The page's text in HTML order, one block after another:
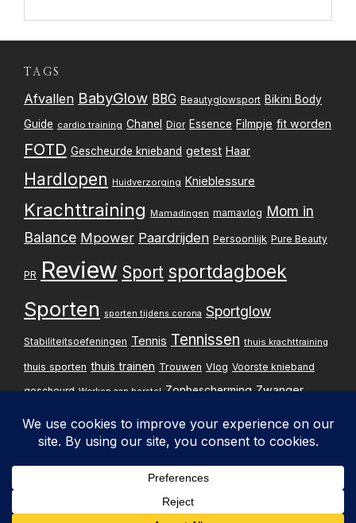
TAGS
Afvallen BabyGlow BBG Beautyglowsport Bikini Body
Guide cardio training Chanel Dior Essence Filmpje fit worden
FOTD Gescheurde knieband getest Haar
Hardlopen Huidverzorging Knieblessure
Krachttraining Mamadingen mamavlog Mom in
Balance Mpower Paardrijden Persoonlijk Pure Beauty
PR Review Sport sportdagboek
Sporten sporten tijdens corona Sportglow
Stabiliteitsoefeningen Tennis Tennissen thuis krachttraining
thuis sporten thuis trainen Trouwen Vlog Voorste knieband
gescheurd Werken aan herstel Zonbescherming Zwanger
d
Pxperfect